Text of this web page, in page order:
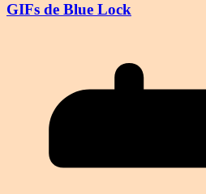
GIFs de Blue Lock